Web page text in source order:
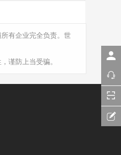
有企业完全负责。世
谨防上当受骗。